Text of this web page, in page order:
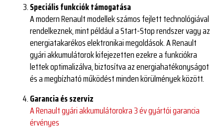
Speciális funkciók támogatása
A modern Renault modellek számos fejlett technológiával
rendelkeznek, mint például a Start-Stop rendszer vagy az
energiatakarékos elektronikai megoldások. A Renault
gyári akkumulátorok kifejezetten ezekre a funkciókra
lettek optimalizálva, biztosítva az energiahatékonyságot
és a megbízható működést minden körülmények között.
Garancia és szerviz
A Renault gyári akkumulátorokra 3 év gyártói garancia
érvényes